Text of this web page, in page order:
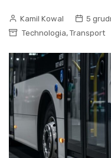
Kamil Kowal
5
Technologia, Transport